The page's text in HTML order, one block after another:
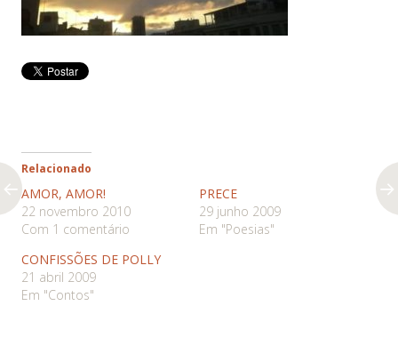
Relacionado
AMOR, AMOR!
22 novembro 2010
Com 1 comentário
PRECE
29 junho 2009
Em "Poesias"
CONFISSÕES DE POLLY
21 abril 2009
Em "Contos"